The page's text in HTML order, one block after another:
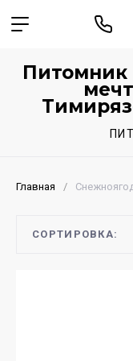
Питомник
Главная /
СОРТИРОВКА: